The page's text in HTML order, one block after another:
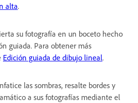
alta.
su fotografía en un boceto hecho
guiada. Para obtener más
Edición guiada de dibujo lineal.
las sombras, resalte bordes y
a sus fotografías mediante el